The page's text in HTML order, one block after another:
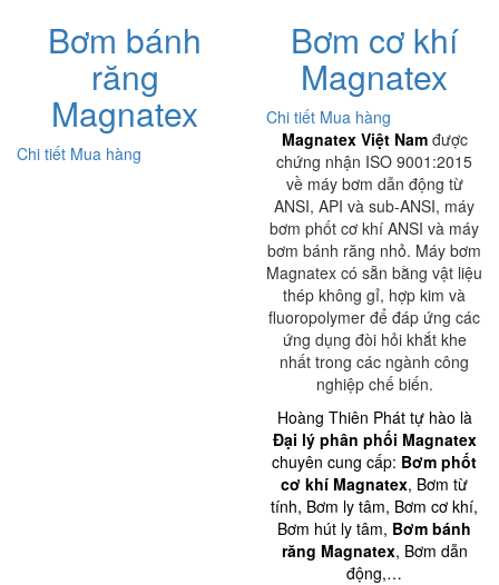
Bơm bánh
răng
Magnatex
Chi tiết Mua hàng
Bơm cơ khí
Magnatex
Chi tiết Mua hàng
Magnatex Việt Namđược
chứng nhận ISO 9001:2015
về máy bơm dẫn động từ
ANSI, API và sub-ANSI, máy
bơm phốt cơ khí ANSI và máy
bơm bánh răng nhỏ. Máy bơm
Magnatex có sẵn bằng vật liệu
thép không gỉ, hợp kim và
fluoropolymer để đáp ứng các
ứng dụng đòi hỏi khắt khe
nhất trong các ngành công
nghiệp chế biến.
Hoàng Thiên Phát tự hào là
Đại lý phân phối Magnatex
chuyên cung cấp: Bơm phốt
cơ khí Magnatex, Bơm từ
tính, Bơm ly tâm, Bơm cơ khí,
Bơm hút ly tâm, Bơm bánh
răng Magnatex, Bơm dẫn
động,…